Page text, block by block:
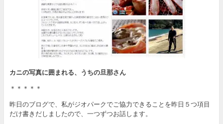
カニの写真に囲まれる、うちの旦那さん
＊＊＊＊＊
昨日のブログで、私がジオパークでご協力できることを昨日５つ項目
だけ書きだしましたので、一つずつお話します。